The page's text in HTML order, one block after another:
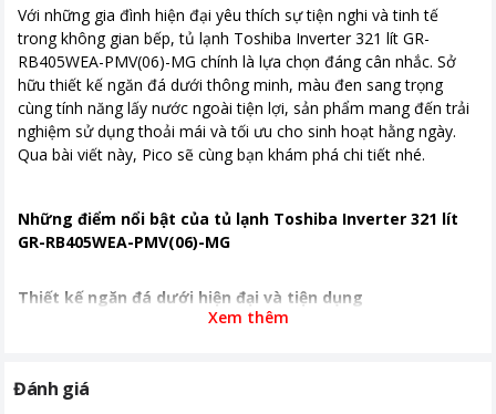
Công suất tiêu thụ
382 kWh/năm
Công nghệ tiết kiệm
điện
Origin Inverter
Công nghệ làm lạnh
Luồng khí lạnh đa chiều Multi Air Flow
Công nghệ kháng
Công nghệ PureBio bộ lọc tinh thể
Kích thước, khối lượng Cao 172.4 cm - Ngang 59.5 cm - Sâu
70.1 cm - Nặng 60 kg
đông
Làm đá tự động
Khoảng giá
Với những gia đình hiện đại yêu thích sự tiện nghi và tinh tế
trong không gian bếp, tủ lạnh Toshiba Inverter 321 lít GR-
RB405WEA-PMV(06)-MG chính là lựa chọn đáng cân nhắc. Sở
hữu thiết kế ngăn đá dưới thông minh, màu đen sang trọng
cùng tính năng lấy nước ngoài tiện lợi, sản phẩm mang đến trải
nghiệm sử dụng thoải mái và tối ưu cho sinh hoạt hằng ngày.
Qua bài viết này, Pico sẽ cùng bạn khám phá chi tiết nhé.
Những điểm nổi bật của tủ lạnh Toshiba Inverter 321 lít
GR-RB405WEA-PMV(06)-MG
Thiết kế ngăn đá dưới hiện đại và tiện dụng
phẩm ở ngăn mát mà không cần cúi nhiều, phù hợp với thói
Xem thêm
Đánh giá